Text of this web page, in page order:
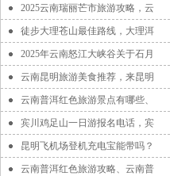
2025云南瑞丽芒市旅游攻略，云
徒步大理苍山最佳路线，大理洱
2025年云南怒江大峡谷关于石月
云南昆明旅游美食推荐，来昆明
云南普洱红色旅游景点有哪些、
宾川鸡足山一日游报名电话，宾
昆明飞机场登机充电宝能带吗？
云南普洱红色旅游攻略、云南普